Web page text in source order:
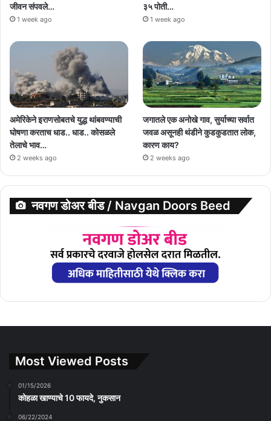
जीवन संपवले…
1 week ago
३५ पोती…
1 week ago
अमेरिकेने इराणसोबतचे युद्ध थांबवण्याची
घोषणा करताच धाड.. धाड.. कोसळले
तेलाचे भाव…
2 weeks ago
जगातले एक अनोखे गाव, सुर्याच्या सर्वात
जवळ असूनही थंडीने कुडकुडतात लोक,
कारण काय?
2 weeks ago
नवगण डोअर बीड / Navgan Doors Beed
Most Viewed Posts
01/15/2026
कोहळा खाण्याचे 10 फायदे, नुकसान
06/22/2024